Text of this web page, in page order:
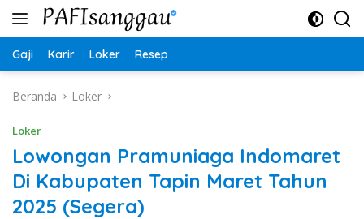
Langsung
Gaji Karir Loker Resep
Beranda Loker
Loker
Lowongan Pramuniaga Indomaret
Di Kabupaten Tapin Maret Tahun
2025 (Segera)